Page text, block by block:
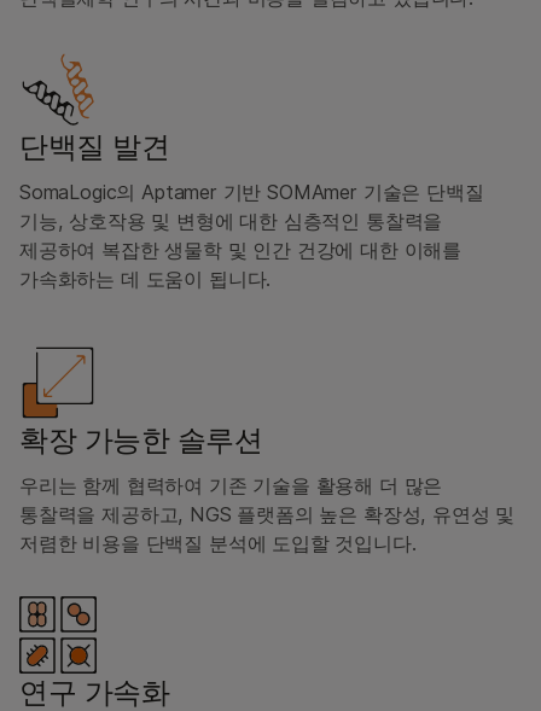
단백질 발견
SomaLogic의 Aptamer 기반 SOMAmer 기술은 단백질
기능, 상호작용 및 변형에 대한 심층적인 통찰력을
제공하여 복잡한 생물학 및 인간 건강에 대한 이해를
가속화하는 데 도움이 됩니다.
확장 가능한 솔루션
우리는 함께 협력하여 기존 기술을 활용해 더 많은
통찰력을 제공하고, NGS 플랫폼의 높은 확장성, 유연성 및
저렴한 비용을 단백질 분석에 도입할 것입니다.
연구 가속화